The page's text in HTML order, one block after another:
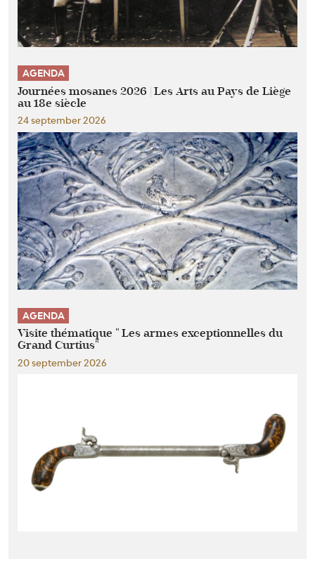
AGENDA
Journées mosanes 2026 | Les Arts au Pays de Liège
au 18e siècle
24 september 2026
AGENDA
Visite thématique " Les armes exceptionnelles du
Grand Curtius"
20 september 2026